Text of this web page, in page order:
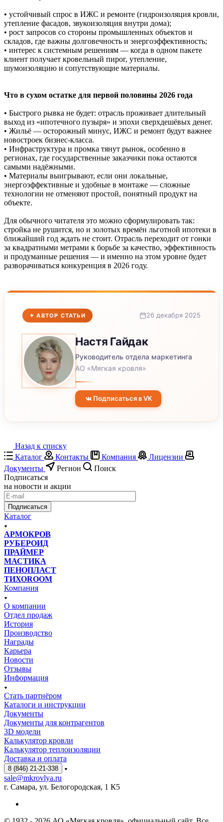
• устойчивый спрос в ИЖС и ремонте (гидроизоляция кровли,
утепление фасадов, звукоизоляция внутри дома);
• рост запросов со стороны промышленных объектов и
складов, где важны долговечность и энергоэффективность;
• интерес к системным решениям — когда в одном пакете
клиент получает кровельный пирог, утепление,
шумоизоляцию и сопутствующие материалы.
Что в сухом остатке для первой половины 2026 года
• Быстрого рывка не будет: отрасль проживает длительный
выход из «ипотечного пузыря» и эпохи сверхдешёвых денег.
• Жильё — осторожный минус, ИЖС и ремонт будут важнее
новостроек бизнес-класса.
• Инфраструктура и промка тянут рынок, особенно в
регионах, где государственные заказчики пока остаются
самыми надёжными.
• Материалы выигрывают, если они локальные,
энергоэффективные и удобные в монтаже — сложные
технологии не отменяют простой, понятный продукт на
объекте.
Для обычного читателя это можно сформулировать так:
стройка не рушится, но и золотых времён льготной ипотеки в
ближайший год ждать не стоит. Отрасль переходит от гонки
за квадратными метрами к борьбе за качество, эффективность
и продуманные решения — и именно на этом уровне будет
разворачиваться конкуренция в 2026 году.
✦ АВТОР СТАТЬИ 26 декабря 2025
Настя Гайдак
Руководитель отдела маркетинга
АО «Мягкая кровля»
Подписаться в VK
Назад к списку
Каталог
Контакты Компания
Лицензии
Документы
Регион
Поиск
Подписаться
на новости и акции
Подписаться
Каталог
АРМОКРОВ
РУБЕРОИД
ПРАЙМЕР
МАСТИКА
ПЕНОПЛАСТ
ТИХОROOM
Компания
О компании
Отдел продаж
История
Производство
Награды
Карьера
Новости
Отзывы
Информация
Стать партнёром
Каталоги и инструкции
Документы
Документы для контрагентов
3D модели
Калькулятор кровли
Калькулятор теплоизоляции
Доставка и оплата
8 (846) 21-21-338
sale@mkrovlya.ru
г. Самара, ул. Белогородская, 1 К5